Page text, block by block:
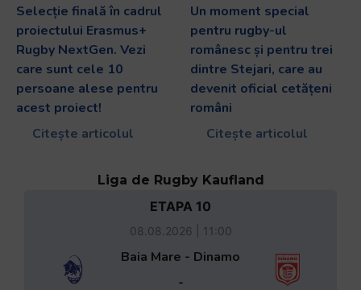
Selecție finală în cadrul
proiectului Erasmus+
Rugby NextGen. Vezi
care sunt cele 10
persoane alese pentru
acest proiect!
Citește articolul
Un moment special
pentru rugby-ul
românesc și pentru trei
dintre Stejari, care au
devenit oficial cetățeni
români
Citește articolul
Liga de Rugby Kaufland
ETAPA 10
08.08.2026 | 11:00
Baia Mare - Dinamo
-